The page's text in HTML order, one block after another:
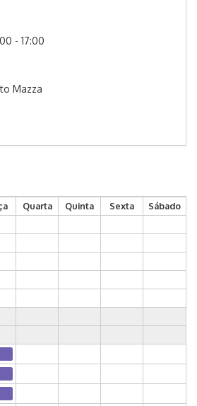
- 17:00
Mazza
Quarta Quinta Sexta
Sábado